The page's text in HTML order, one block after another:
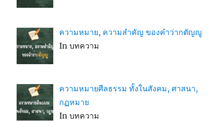
ความหมาย, ความสำคัญ ของคำว่ากตัญญู
In บทความ
ความหมายศีลธรรม ทั้งในสังคม, ศาสนา,
กฏหมาย
In บทความ